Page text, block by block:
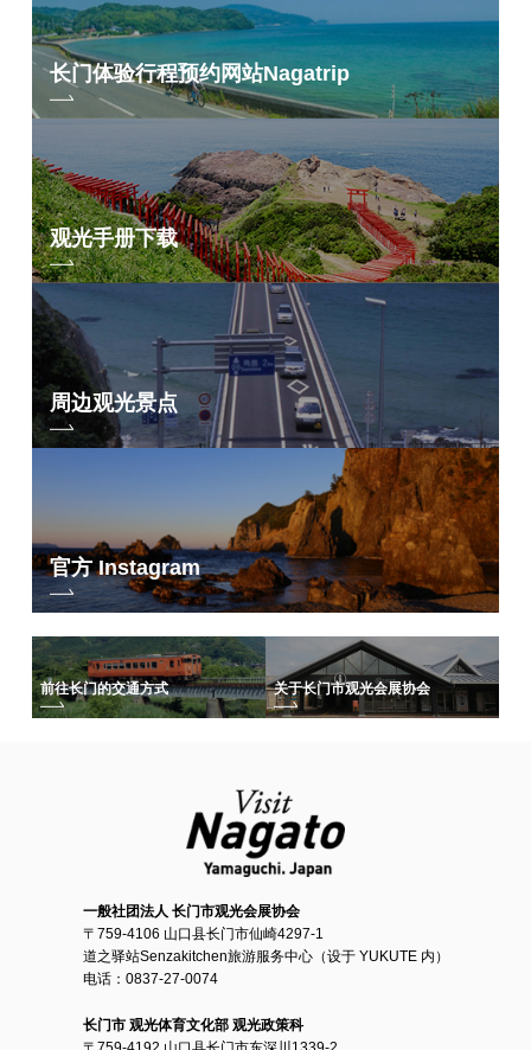
长门体验行程预约网站Nagatrip
观光手册下载
周边观光景点
官方 Instagram
前往长门的交通方式 关于长门市观光会展协会
一般社团法人 长门市观光会展协会
〒759-4106 山口县长门市仙崎4297-1
道之驿站Senzakitchen旅游服务中心（设于 YUKUTE 内）
电话：0837-27-0074
长门市 观光体育文化部 观光政策科